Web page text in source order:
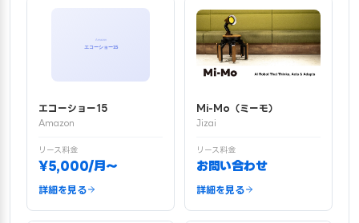
エコーショー15
Amazon
リース料金
¥5,000/月〜
詳細を見る
Mi-Mo（ミーモ）
Jizai
リース料金
お問い合わせ
詳細を見る